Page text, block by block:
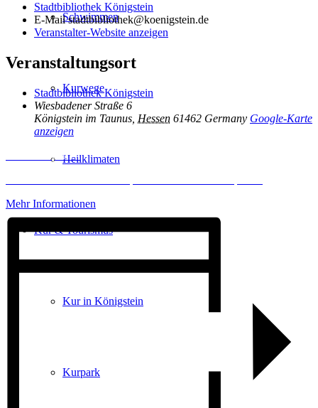
Schwimmen
Kurwege
Heilklimaten
Kur & Tourismus
Kur in Königstein
Kurpark
Stadtbibliothek Königstein
E-Mailstadtbibliothek@koenigstein.de
Veranstalter-Website anzeigen
Veranstaltungsort
Stadtbibliothek Königstein
Wiesbadener Straße 6
Königstein im Taunus Hessen 61462 Germany Google-Karte
anzeigen
Inhalt entsperren
Mehr Informationen